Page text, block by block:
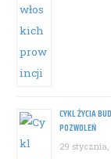
CYKL ŻYCIA
POZWOLEŃ
29 stycznia,